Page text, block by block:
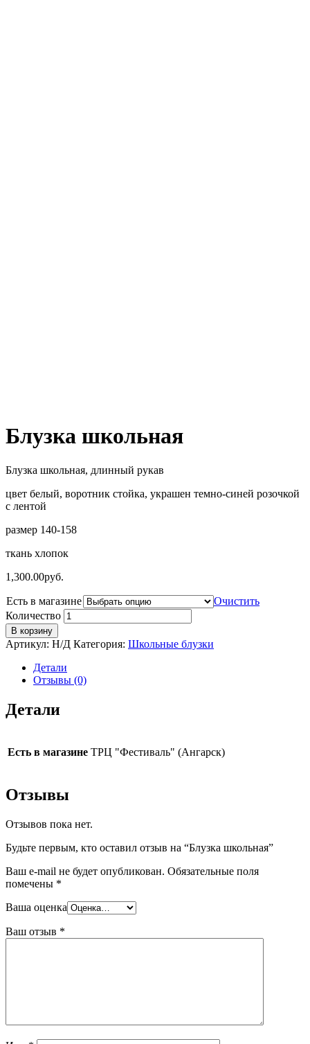
Блузка школьная
Блузка школьная, длинный рукав
цвет белый, воротник стойка, украшен темно-синей розочкой
с лентой
размер 140-158
ткань хлопок
1,300.00руб.
Есть в магазине
Очистить
Количество
В корзину
Артикул: Н/Д Категория: Школьные блузки
Детали
Отзывы (0)
Детали
Есть в магазине ТРЦ "Фестиваль" (Ангарск)
Отзывы
Отзывов пока нет.
Будьте первым, кто оставил отзыв на “Блузка школьная”
Ваш e-mail не будет опубликован. Обязательные поля
помечены *
Ваша оценка
Ваш отзыв *